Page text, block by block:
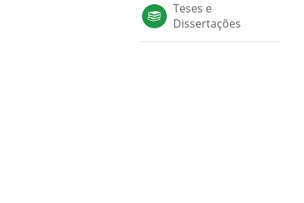
Teses e
Dissertações